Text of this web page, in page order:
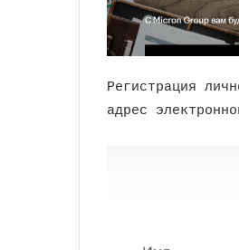
Регистрация
адрес